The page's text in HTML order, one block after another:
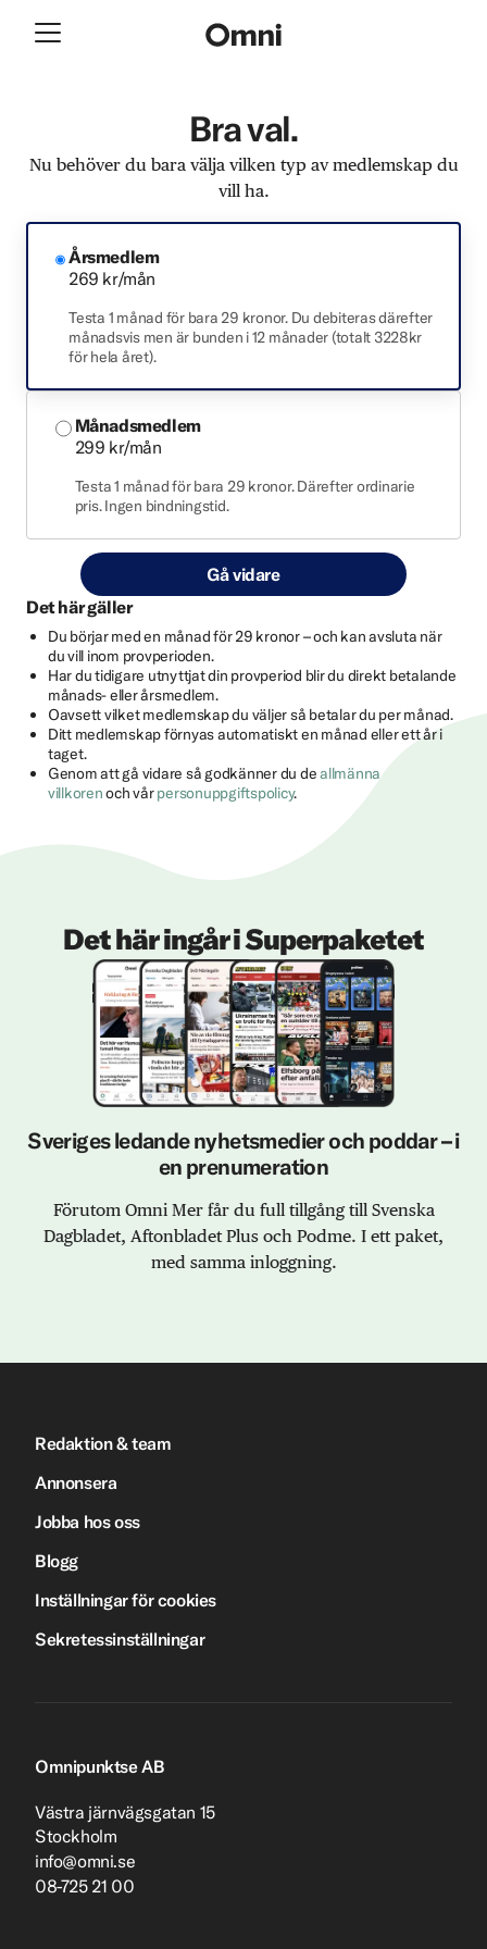
Bra val.
Nu behöver du bara välja vilken typ av medlemskap du
vill ha.
Årsmedlem
269 kr/mån
Testa 1 månad för bara 29 kronor. Du debiteras därefter
månadsvis men är bunden i 12 månader (totalt 3228kr
för hela året).
Månadsmedlem
299 kr/mån
Testa 1 månad för bara 29 kronor. Därefter ordinarie
pris. Ingen bindningstid.
Gå vidare
Det här gäller
Du börjar med en månad för 29 kronor – och kan avsluta när
du vill inom provperioden.
Har du tidigare utnyttjat din provperiod blir du direkt betalande
månads- eller årsmedlem.
Oavsett vilket medlemskap du väljer så betalar du per månad.
Ditt medlemskap förnyas automatiskt en månad eller ett år i
taget.
Genom att gå vidare så godkänner du deallmänna
villkorenoch vårpersonuppgiftspolicy.
Det här ingår i Superpaketet
Sveriges ledande nyhetsmedier och poddar – i
en prenumeration
Förutom Omni Mer får du full tillgång till Svenska
Dagbladet, Aftonbladet Plus och Podme. I ett paket,
med samma inloggning.
Redaktion & team
Annonsera
Jobba hos oss
Blogg
Inställningar för cookies
Sekretessinställningar
Omnipunktse AB
Västra järnvägsgatan 15
Stockholm
info@omni.se
08-725 21 00